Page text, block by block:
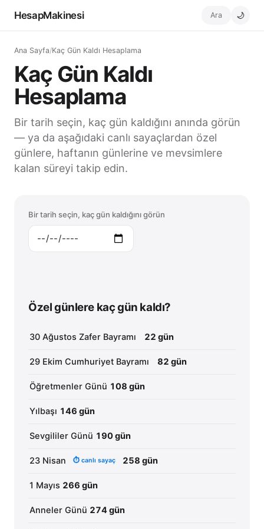
HesapMakinesi Ara 🌙
Ana Sayfa/Kaç Gün Kaldı Hesaplama
Kaç Gün Kaldı
Hesaplama
Bir tarih seçin, kaç gün kaldığını anında görün
— ya da aşağıdaki canlı sayaçlardan özel
günlere, haftanın günlerine ve mevsimlere
kalan süreyi takip edin.
Bir tarih seçin, kaç gün kaldığını görün
Özel günlere kaç gün kaldı?
30 Ağustos Zafer Bayramı 22 gün
29 Ekim Cumhuriyet Bayramı 82 gün
Öğretmenler Günü 108 gün
Yılbaşı 146 gün
Sevgililer Günü 190 gün
23 Nisan ⏱ canlı sayaç 258 gün
1 Mayıs 266 gün
Anneler Günü 274 gün